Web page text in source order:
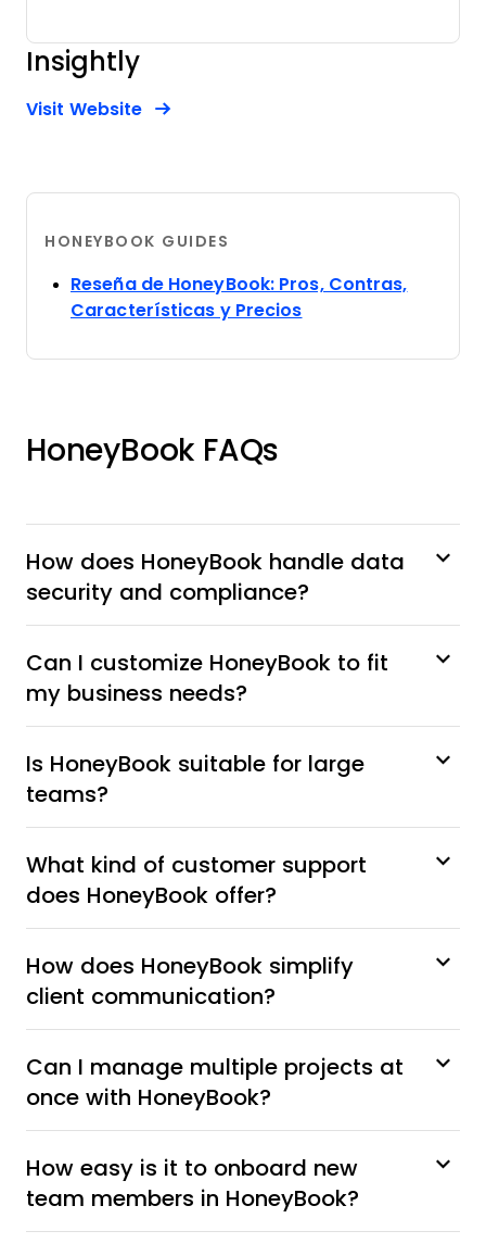
Insightly
Visit WebsiteOpens New Window
HONEYBOOK GUIDES
Reseña de HoneyBook: Pros, Contras,
Características y PreciosOpens new window
HoneyBook FAQs
How does HoneyBook handle data
security and compliance?
Can I customize HoneyBook to fit
my business needs?
Is HoneyBook suitable for large
teams?
What kind of customer support
does HoneyBook offer?
How does HoneyBook simplify
client communication?
Can I manage multiple projects at
once with HoneyBook?
How easy is it to onboard new
team members in HoneyBook?